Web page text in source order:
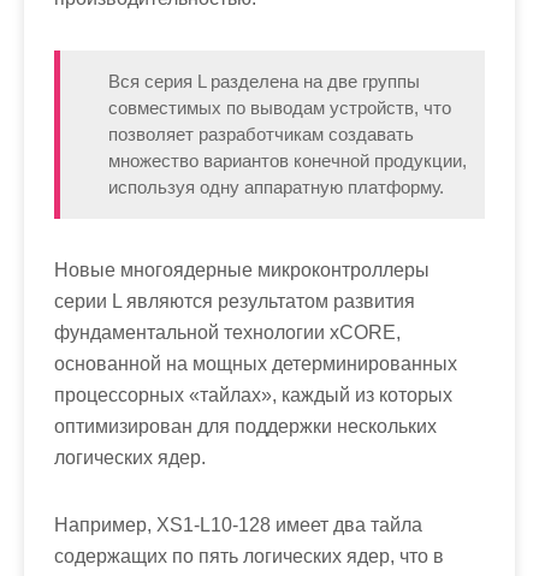
Вся серия L разделена на две группы
совместимых по выводам устройств, что
позволяет разработчикам создавать
множество вариантов конечной продукции,
используя одну аппаратную платформу.
Новые многоядерные микроконтроллеры
серии L являются результатом развития
фундаментальной технологии xCORE,
основанной на мощных детерминированных
процессорных «тайлах», каждый из которых
оптимизирован для поддержки нескольких
логических ядер.
Например, XS1-L10-128 имеет два тайла
содержащих по пять логических ядер, что в